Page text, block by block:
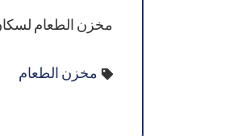
مخزن الطعام
مخزن الطعام